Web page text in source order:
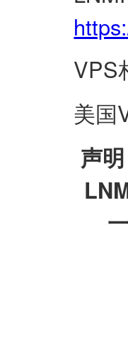
VPS
美国
声